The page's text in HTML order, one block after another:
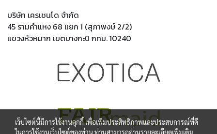
บริษัท เครเชนโด จำกัด
45 รามคำแหง 68 แยก 1 (สุภาพงษ์ 2/2)
แขวงหัวหมาก เขตบางกะปิ กทม. 10240
เว็บไซต์นี้มีการใช้งานคุกกี้ เพื่อเพิ่มประสิทธิภาพและประสบการณ์ที่ดี
ในการใช้งานเว็บไซต์ของท่าน ท่านสามารถอ่านรายละเอียดเพิ่มเติม